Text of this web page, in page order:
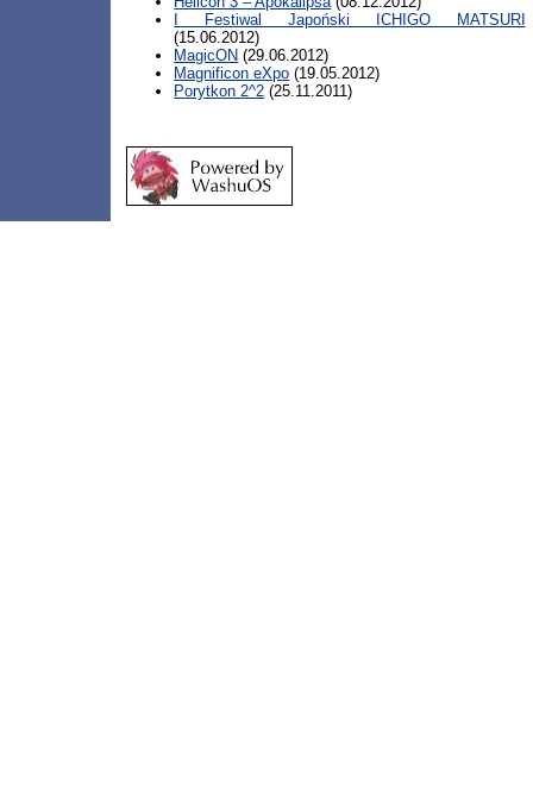
I Festiwal Japoński ICHIGO MATSURI
(15.06.2012)
MagicON (29.06.2012)
Magnificon eXpo (19.05.2012)
Porytkon 2^2 (25.11.2011)